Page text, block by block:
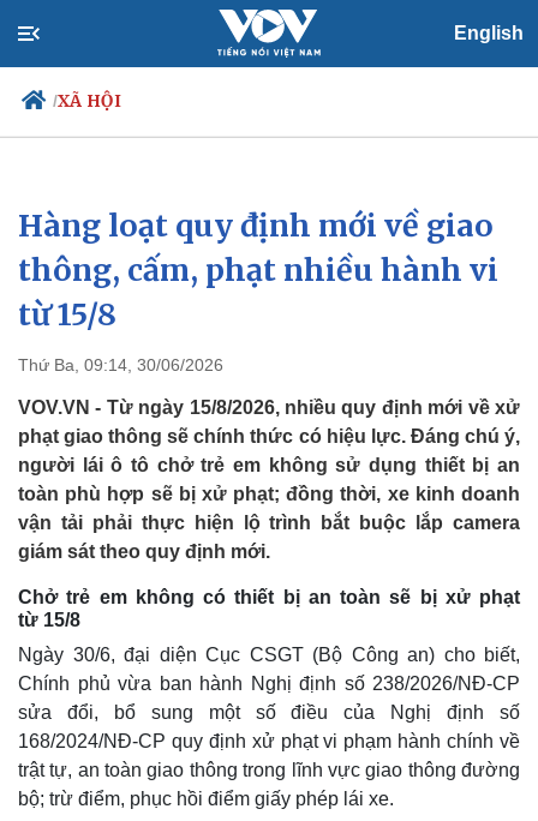
English
/XÃ HỘI
Chính trị
Đảng
Tổ chức nhân sự
Quốc hội
Nhận diện sự thật
Xã hội
Tin 24h
Dự báo thời tiết
Hàng loạt quy định mới về giao
thông, cấm, phạt nhiều hành vi
từ 15/8
Thứ Ba, 09:14, 30/06/2026
VOV.VN - Từ ngày 15/8/2026, nhiều quy định mới về xử
phạt giao thông sẽ chính thức có hiệu lực. Đáng chú ý,
người lái ô tô chở trẻ em không sử dụng thiết bị an
toàn phù hợp sẽ bị xử phạt; đồng thời, xe kinh doanh
vận tải phải thực hiện lộ trình bắt buộc lắp camera
giám sát theo quy định mới.
Chở trẻ em không có thiết bị an toàn sẽ bị xử phạt
từ 15/8
Ngày 30/6, đại diện Cục CSGT (Bộ Công an) cho biết,
Chính phủ vừa ban hành Nghị định số 238/2026/NĐ-CP
sửa đổi, bổ sung một số điều của Nghị định số
168/2024/NĐ-CP quy định xử phạt vi phạm hành chính về
trật tự, an toàn giao thông trong lĩnh vực giao thông đường
bộ; trừ điểm, phục hồi điểm giấy phép lái xe.